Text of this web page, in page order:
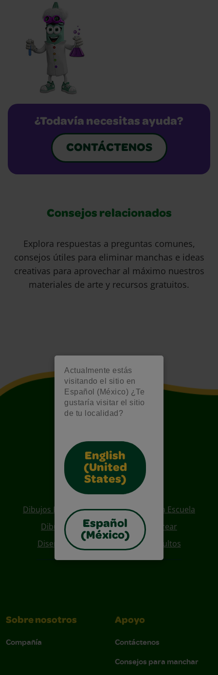
Actualmente estás
visitando el sitio en
Español (México) ¿Te
gustaría visitar el sitio
de tu localidad?
English
(United
States)
Español
(México)
¿Todavía necesitas ayuda?
CONTÁCTENOS
Consejos relacionados
Explora respuestas a preguntas comunes,
consejos útiles para eliminar manchas e ideas
creativas para aprovechar al máximo nuestros
materiales de arte y recursos gratuitos.
Also of Interest
Dibujos Para Colorear De Regreso A La Escuela
Dibujos De Personajes Para Colorear
Diseños Para Coloreables Para Adultos
Sobre nosotros
Compañía
Apoyo
Contáctenos
Consejos para manchar